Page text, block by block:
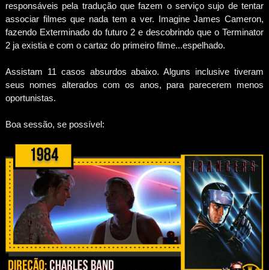
responsáveis pela tradução que fazem o serviço sujo de tentar
associar filmes que nada tem a ver. Imagine James Cameron,
fazendo Exterminado do futuro 2 e descobrindo que o Terminator
2 ja existia e com o cartaz do primeiro filme...espelhado.
Assistam 11 casos absurdos abaixo. Alguns inclusive tiveram
seus nomes alterados com os anos, para parecerem menos
oportunistas.
Boa sessão, se possível: